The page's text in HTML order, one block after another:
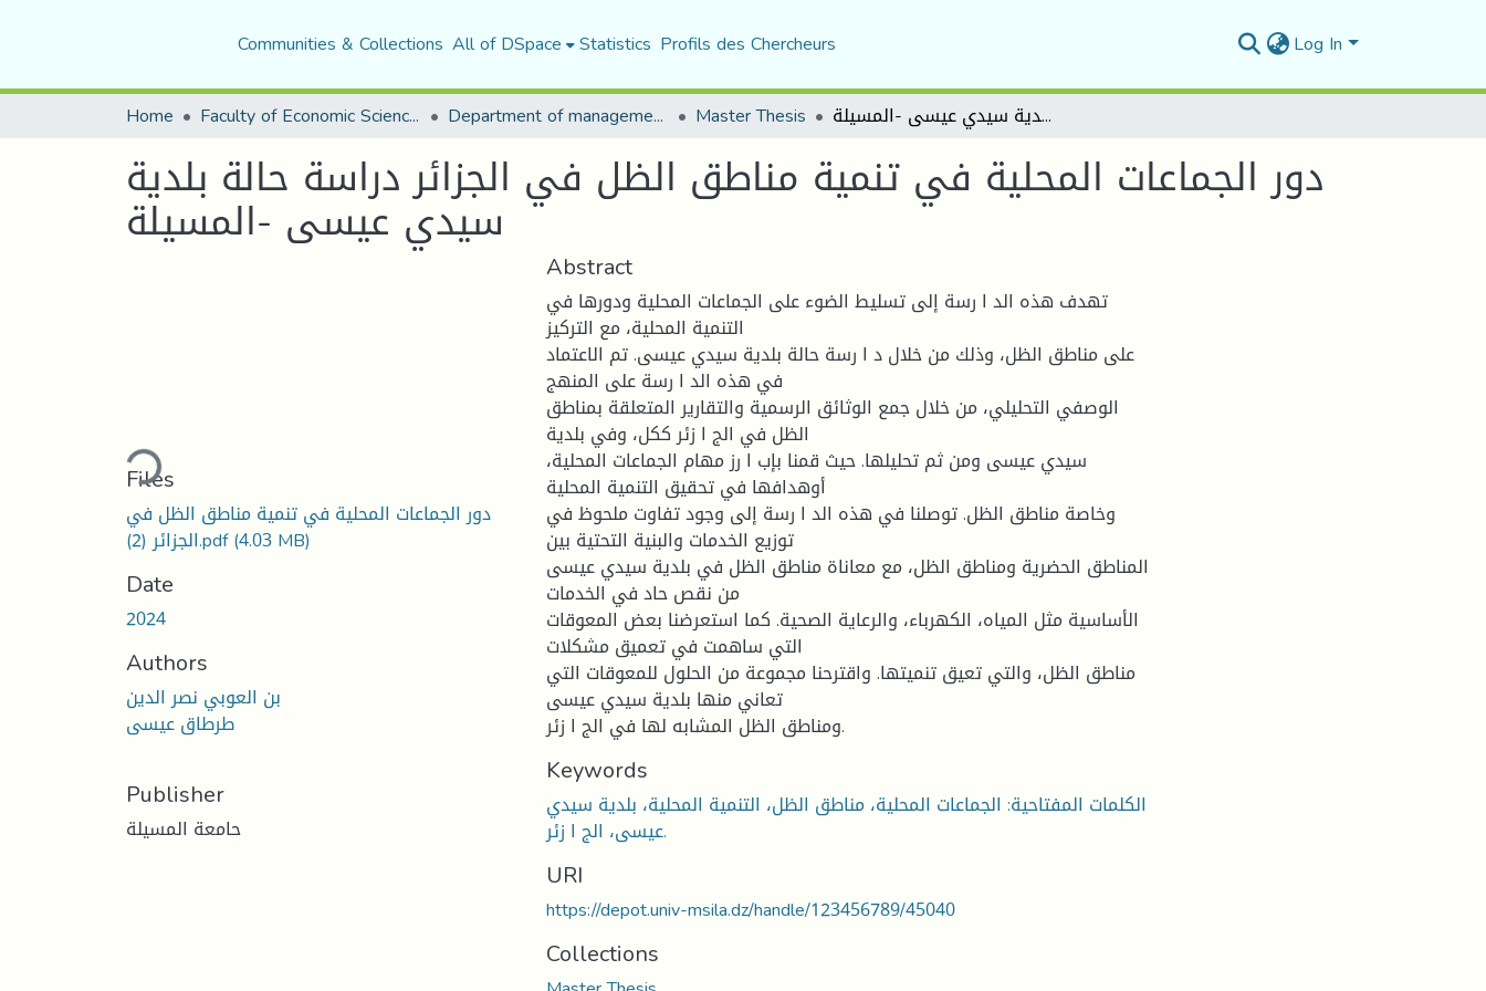
Communities & Collections All of DSpace Statistics Profils des Chercheurs Log In
Home Faculty of Economic Sciences, Commerce and Management Sciences Department of management sciences Master Thesis دور الجماعات المحلية في تنمية مناطق الظل في الجزائر دراسة حالة بلدية سيدي عيسى -المسيلة
دور الجماعات المحلية في تنمية مناطق الظل في الجزائر دراسة حالة بلدية
سيدي عيسى -المسيلة
Loading...
Files
دور الجماعات المحلية في تنمية مناطق الظل في
الجزائر (2).pdf(4.03 MB)
Date
2024
Authors
بن العوبي نصر الدين
طرطاق عيسى
Publisher
حامعة المسيلة
Abstract
تهدف هذه الد ا رسة إلى تسليط الضوء على الجماعات المحلية ودورها في
التنمية المحلية، مع التركيز
على مناطق الظل، وذلك من خلال د ا رسة حالة بلدية سيدي عيسى. تم الاعتماد
في هذه الد ا رسة على المنهج
الوصفي التحليلي، من خلال جمع الوثائق الرسمية والتقارير المتعلقة بمناطق
الظل في الج ا زئر ككل، وفي بلدية
سيدي عيسى ومن ثم تحليلها. حيث قمنا بإب ا رز مهام الجماعات المحلية،
أوهدافها في تحقيق التنمية المحلية
وخاصة مناطق الظل. توصلنا في هذه الد ا رسة إلى وجود تفاوت ملحوظ في
توزيع الخدمات والبنية التحتية بين
المناطق الحضرية ومناطق الظل، مع معاناة مناطق الظل في بلدية سيدي عيسى
من نقص حاد في الخدمات
الأساسية مثل المياه، الكهرباء، والرعاية الصحية. كما استعرضنا بعض المعوقات
التي ساهمت في تعميق مشكلات
مناطق الظل، والتي تعيق تنميتها. واقترحنا مجموعة من الحلول للمعوقات التي
تعاني منها بلدية سيدي عيسى
ومناطق الظل المشابه لها في الج ا زئر.
Keywords
الكلمات المفتاحية: الجماعات المحلية، مناطق الظل، التنمية المحلية، بلدية سيدي
عيسى، الج ا زئر.
URI
https://depot.univ-msila.dz/handle/123456789/45040
Collections